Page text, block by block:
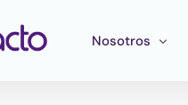
Nosotros